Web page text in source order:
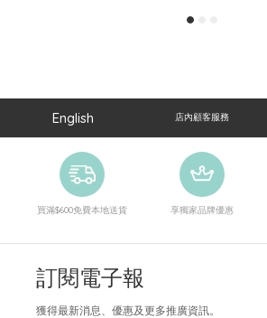
English 店內顧客服務
買滿$600免費本地送貨 享獨家品牌優惠
訂閱電子報
獲得最新消息、優惠及更多推廣資訊。